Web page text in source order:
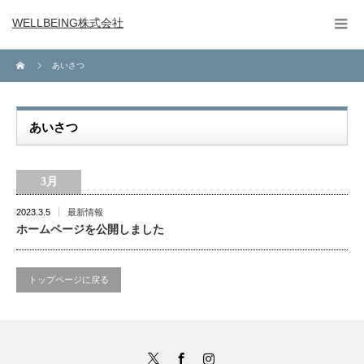
WELLBEING株式会社
あいさつ
あいさつ
3月
2023.3.5 最新情報
ホームページを公開しました
トップページに戻る
Instagram